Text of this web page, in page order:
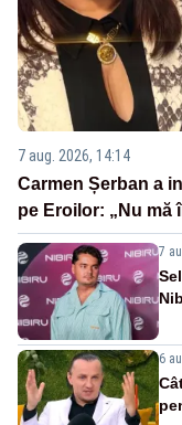
7 aug. 2026, 14:14
Carmen Șerban a
pe Eroilor: „Nu mă
7
6